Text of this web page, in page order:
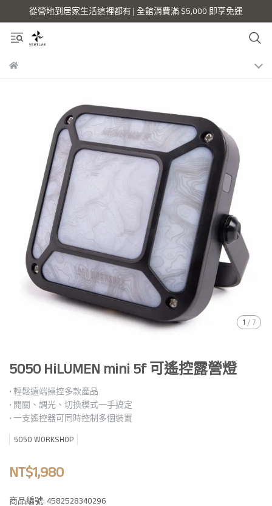
從營地到居家生活這裡都有 | 全館消費滿 $5,000 即享免運
1 / 7
5050 HiLUMEN mini 5f 可遙控露營燈
• 輕鬆遠端操控多款產品
• 開關、調光、切換模式一手搞定
• 一支遙控器可同時控制多個裝置
5050 WORKSHOP
NT$1,980
商品編號: 4582528340296